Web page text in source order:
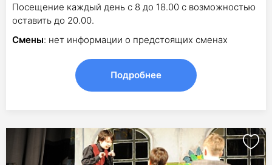
Посещение каждый день с 8 до 18.00 с возможностью
оставить до 20.00.
Смены: нет информации о предстоящих сменах
Подробнее